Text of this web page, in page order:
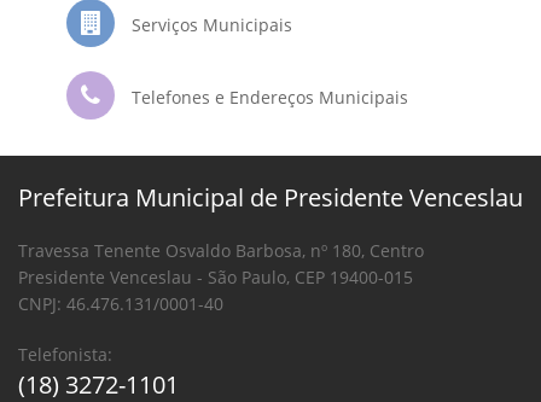
Serviços Municipais
Telefones e Endereços Municipais
Prefeitura Municipal de Presidente Venceslau
Travessa Tenente Osvaldo Barbosa, nº 180, Centro
Presidente Venceslau - São Paulo, CEP 19400-015
CNPJ: 46.476.131/0001-40
Telefonista:
(18) 3272-1101